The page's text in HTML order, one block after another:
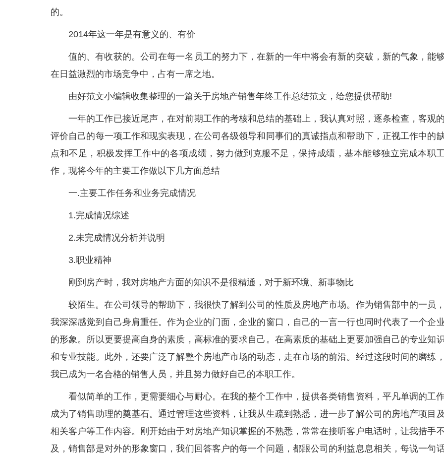
的。
2014年这一年是有意义的、有价
值的、有收获的。公司在每一名员工的努力下，在新的一年中将会有新的突破，新的气象，能够
在日益激烈的市场竞争中，占有一席之地。
由好范文小编辑收集整理的一篇关于房地产销售年终工作总结范文，给您提供帮助!
一年的工作已接近尾声，在对前期工作的考核和总结的基础上，我认真对照，逐条检查，客观的
评价自己的每一项工作和现实表现，在公司各级领导和同事们的真诚指点和帮助下，正视工作中的
点和不足，积极发挥工作中的各项成绩，努力做到克服不足，保持成绩，基本能够独立完成本职工
作，现将今年的主要工作做以下几方面总结
一.主要工作任务和业务完成情况
1.完成情况综述
2.未完成情况分析并说明
3.职业精神
刚到房产时，我对房地产方面的知识不是很精通，对于新环境、新事物比
较陌生。在公司领导的帮助下，我很快了解到公司的性质及房地产市场。作为销售部中的一员，
我深深感觉到自己身肩重任。作为企业的门面，企业的窗口，自己的一言一行也同时代表了一个企
的形象。所以更要提高自身的素质，高标准的要求自己。在高素质的基础上更要加强自己的专业知
和专业技能。此外，还要广泛了解整个房地产市场的动态，走在市场的前沿。经过这段时间的磨练，
我已成为一名合格的销售人员，并且努力做好自己的本职工作。
看似简单的工作，更需要细心与耐心。在我的整个工作中，提供各类销售资料，平凡单调的工
成为了销售助理的奠基石。通过管理这些资料，让我从生疏到熟悉，进一步了解公司的房地产项目及
相关客户等工作内容。刚开始由于对房地产知识掌握的不熟悉，常常在接听客户电话时，让我措手
及，销售部是对外的形象窗口，我们回答客户的每一个问题，都跟公司的利益息息相关，每说一句